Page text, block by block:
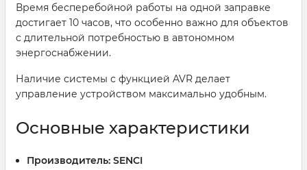
Время бесперебойной работы на одной заправке
достигает 10 часов, что особенно важно для объектов
с длительной потребностью в автономном
энергоснабжении.
Наличие системы с функцией AVR делает
управление устройством максимально удобным.
Основные характеристики
Производитель: SENCI